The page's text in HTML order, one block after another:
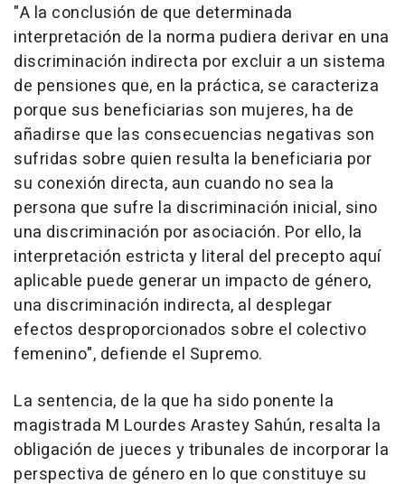
"A la conclusión de que determinada
interpretación de la norma pudiera derivar en una
discriminación indirecta por excluir a un sistema
de pensiones que, en la práctica, se caracteriza
porque sus beneficiarias son mujeres, ha de
añadirse que las consecuencias negativas son
sufridas sobre quien resulta la beneficiaria por
su conexión directa, aun cuando no sea la
persona que sufre la discriminación inicial, sino
una discriminación por asociación. Por ello, la
interpretación estricta y literal del precepto aquí
aplicable puede generar un impacto de género,
una discriminación indirecta, al desplegar
efectos desproporcionados sobre el colectivo
femenino", defiende el Supremo.
La sentencia, de la que ha sido ponente la
magistrada M Lourdes Arastey Sahún, resalta la
obligación de jueces y tribunales de incorporar la
perspectiva de género en lo que constituye su